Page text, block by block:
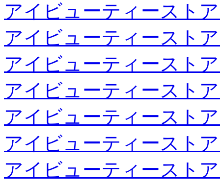
アイビューティースト
アイビューティースト
アイビューティースト
アイビューティースト
アイビューティースト
アイビューティースト
アイビューティースト